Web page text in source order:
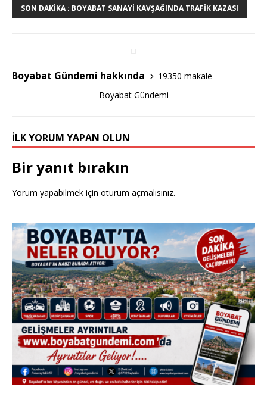
e
o
k
tee
SON DAKIKA ; BOYABAT SANAYI KAVŞAĞINDA TRAFIK KAZASI
Boyabat Gündemi hakkında
19350 makale
Boyabat Gündemi
İLK YORUM YAPAN OLUN
Bir yanıt bırakın
Yorum yapabilmek için oturum açmalısınız.